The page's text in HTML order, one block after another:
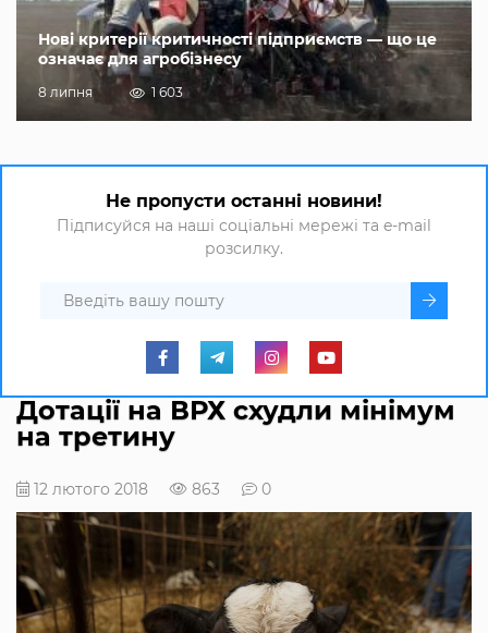
Нові критерії критичності підприємств — що це
означає для агробізнесу
8 липня 1 603
Не пропусти останні новини!
Підписуйся на наші соціальні мережі та e-mail
розсилку.
Дотації на ВРХ схудли мінімум
на третину
12 лютого 2018 863 0